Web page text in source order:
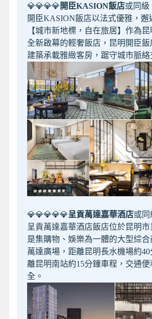
💎💎💎💎 開臣KASION飯店或同級
開臣KASION飯店以法式優雅，邂
【城市新地標，自在旅居】作為
全新啟幕的輕奢飯店，昆明開臣飯
建築承載雅緻客房，踞守城市脈絡
💎💎💎💎💎呈貢萬達嘉華酒店或同
呈貢萬達嘉華酒店飯店位於昆明
是集購物、娛樂為一體的大型綜合
萬達廣場，距離昆明長水機場約
離昆明南站約15分鐘車程，交通
全。